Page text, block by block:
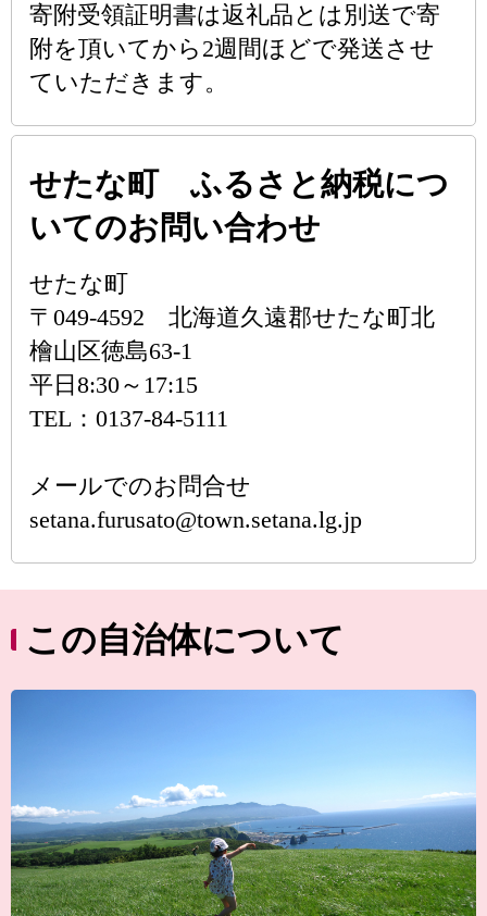
寄附受領証明書は返礼品とは別送で寄
附を頂いてから2週間ほどで発送させ
ていただきます。
せたな町 ふるさと納税につ
いてのお問い合わせ
せたな町
〒049-4592 北海道久遠郡せたな町北
檜山区徳島63-1
平日8:30～17:15
TEL：0137-84-5111
メールでのお問合せ
setana.furusato@town.setana.lg.jp
この自治体について